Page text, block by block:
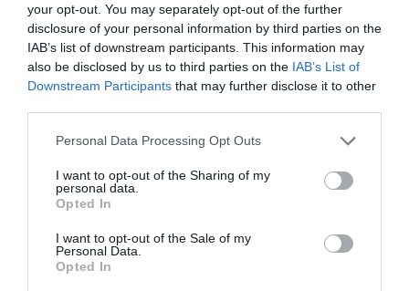
your opt-out. You may separately opt-out of the further
disclosure of your personal information by third parties on the
IAB’s list of downstream participants. This information may
also be disclosed by us to third parties on the IAB’s List of
Downstream Participants that may further disclose it to other
Please note that this website/app uses one or more Google
not limited to your visit or usage behaviour. You may click to
grant or deny consent to Google and its third-party tags to
use your data for below specified purposes in below Google
consent section.
Personal Data Processing Opt Outs
I want to opt-out of the Sharing of my
personal data.
Opted In
I want to opt-out of the Sale of my
Personal Data.
Opted In
Μια καλλιέργεια που τα τελευταία χρόνια
έχει τραβήξει αρκετά το παγκόσμιο
ενδιαφέρον θεωρείται η υπερτροφή
ιπποφαές, με την Ελλάδα να